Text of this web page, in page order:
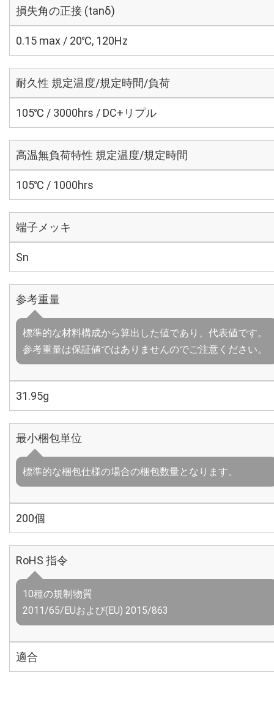
損失角の正接 (tanδ)
0.15 max / 20℃, 120Hz
耐久性 規定温度/規定時間/負荷
105℃ / 3000hrs / DC+リプル
高温無負荷特性 規定温度/規定時間
105℃ / 1000hrs
端子メッキ
Sn
参考重量
標準的な材料構成から算出した値であり、代表値です。
参考重量は保証値ではありませんのでご注意ください。
31.95g
最小梱包単位
標準的な梱包仕様の場合の梱包数量となります。
200個
RoHS 指令
10種の規制物質
2011/65/EUおよび(EU) 2015/863
適合